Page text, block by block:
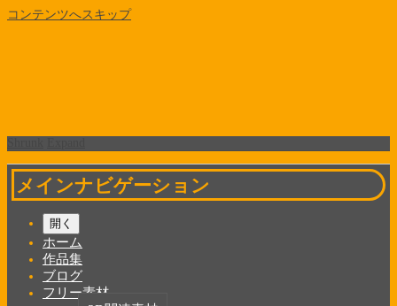
コンテンツへスキップ
メインナビゲーション
開く
ホーム
作品集
ブログ
フリー素材